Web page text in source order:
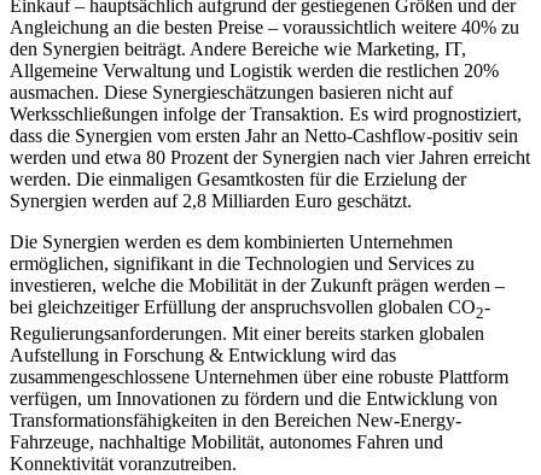
Einkauf – hauptsächlich aufgrund der gestiegenen Größen und der
Angleichung an die besten Preise – voraussichtlich weitere 40% zu
den Synergien beiträgt. Andere Bereiche wie Marketing, IT,
Allgemeine Verwaltung und Logistik werden die restlichen 20%
ausmachen. Diese Synergieschätzungen basieren nicht auf
Werksschließungen infolge der Transaktion. Es wird prognostiziert,
dass die Synergien vom ersten Jahr an Netto-Cashflow-positiv sein
werden und etwa 80 Prozent der Synergien nach vier Jahren erreicht
werden. Die einmaligen Gesamtkosten für die Erzielung der
Synergien werden auf 2,8 Milliarden Euro geschätzt.
Die Synergien werden es dem kombinierten Unternehmen
ermöglichen, signifikant in die Technologien und Services zu
investieren, welche die Mobilität in der Zukunft prägen werden –
bei gleichzeitiger Erfüllung der anspruchsvollen globalen CO2-
Regulierungsanforderungen. Mit einer bereits starken globalen
Aufstellung in Forschung & Entwicklung wird das
zusammengeschlossene Unternehmen über eine robuste Plattform
verfügen, um Innovationen zu fördern und die Entwicklung von
Transformationsfähigkeiten in den Bereichen New-Energy-
Fahrzeuge, nachhaltige Mobilität, autonomes Fahren und
Konnektivität voranzutreiben.